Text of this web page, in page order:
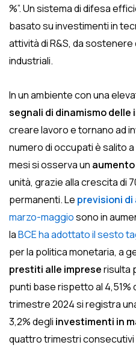
%”. Un sistema di difesa
basato su investimenti in
attività di R&S, da
industriali.
In un ambiente con una
segnali di dinamismo delle
creare lavoro e tornano ad
numero di occupati è salito a
mesi si osserva un aumento
unità, grazie alla crescita di
permanenti. Le previsioni
marzo-maggiosono in
laBCE ha adottato il sesto
per la politica monetaria, a
prestiti alle impreserisulta
punti base rispetto al 4,51%
trimestre 2024 si registra
3,2% degli investimenti in
quattro trimestri consecutivi